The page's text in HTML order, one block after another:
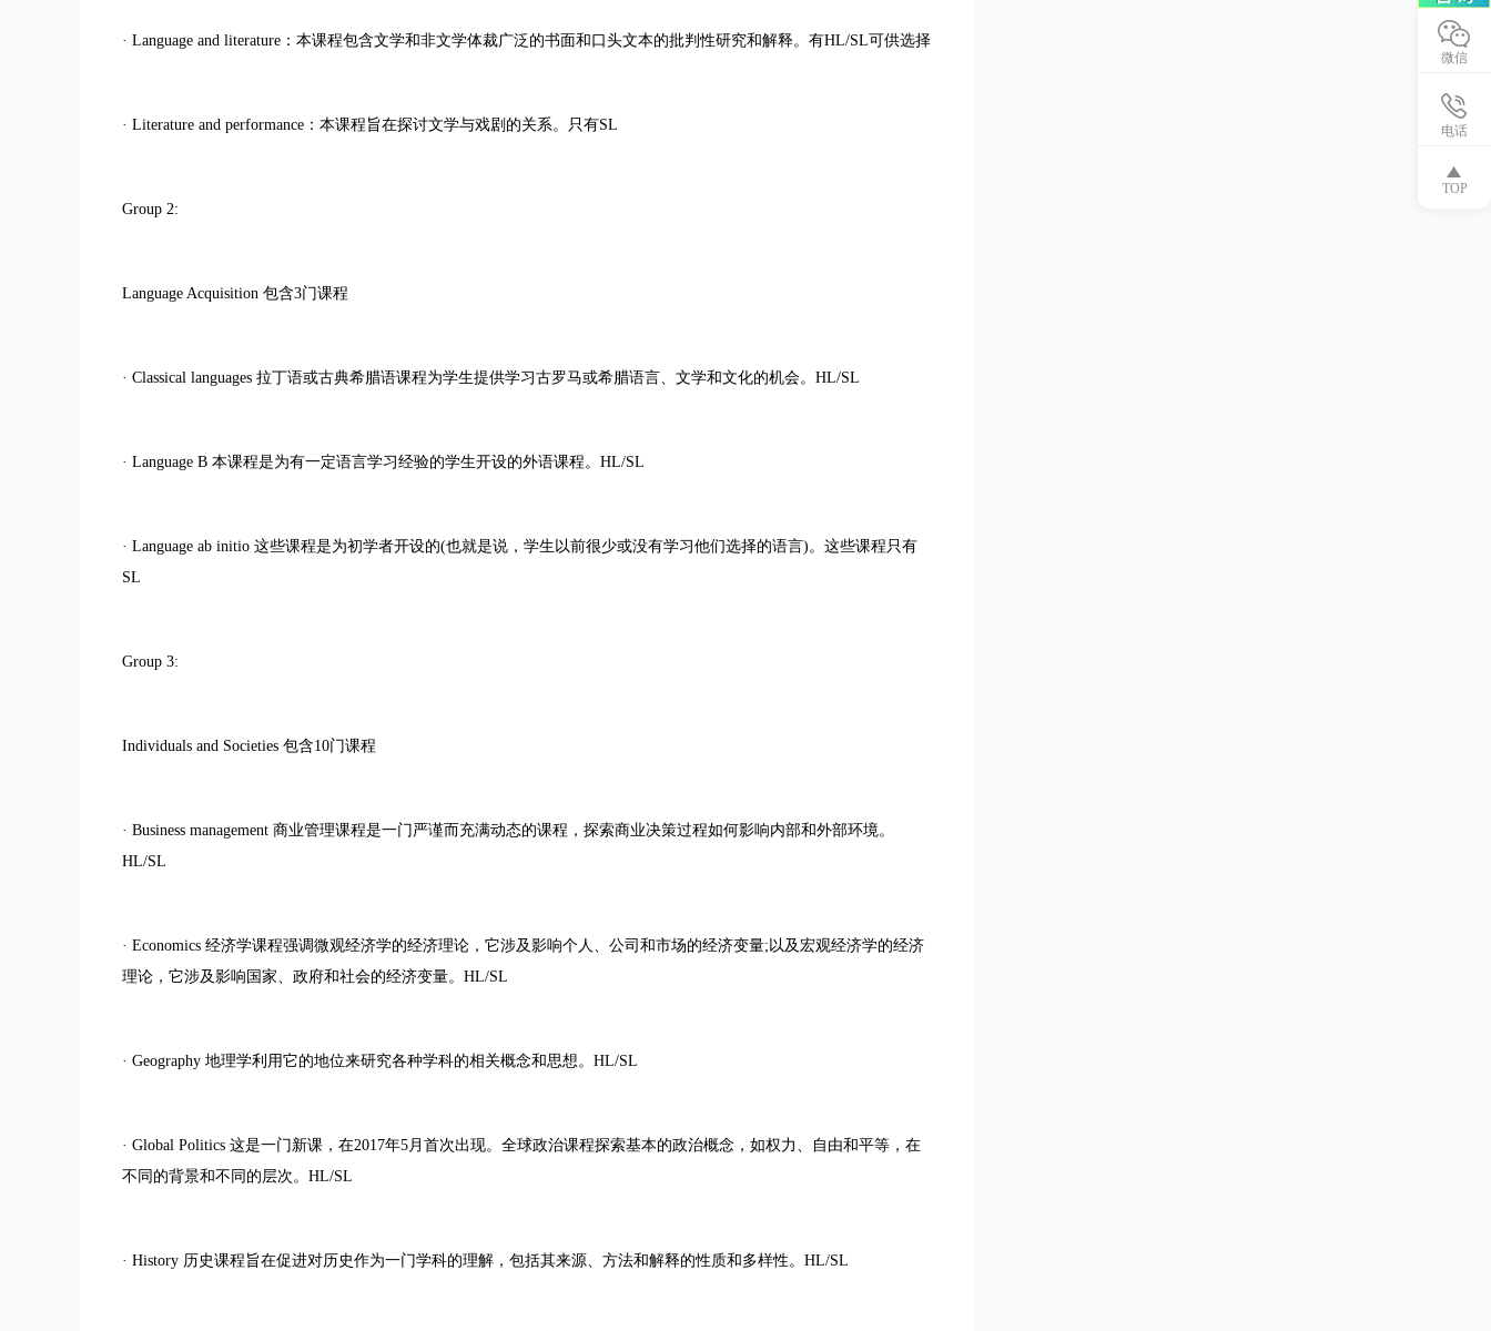
· Language and literature：本课程包含文学和非文学体裁广泛的书面和口头文本的批判性研究和解释。有HL/SL可供选择
· Literature and performance：本课程旨在探讨文学与戏剧的关系。只有SL
Group 2:
Language Acquisition 包含3门课程
· Classical languages 拉丁语或古典希腊语课程为学生提供学习古罗马或希腊语言、文学和文化的机会。HL/SL
· Language B 本课程是为有一定语言学习经验的学生开设的外语课程。HL/SL
· Language ab initio 这些课程是为初学者开设的(也就是说，学生以前很少或没有学习他们选择的语言)。这些课程只有
SL
Group 3:
Individuals and Societies 包含10门课程
· Business management 商业管理课程是一门严谨而充满动态的课程，探索商业决策过程如何影响内部和外部环境。
HL/SL
· Economics 经济学课程强调微观经济学的经济理论，它涉及影响个人、公司和市场的经济变量;以及宏观经济学的经济
理论，它涉及影响国家、政府和社会的经济变量。HL/SL
· Geography 地理学利用它的地位来研究各种学科的相关概念和思想。HL/SL
· Global Politics 这是一门新课，在2017年5月首次出现。全球政治课程探索基本的政治概念，如权力、自由和平等，在
不同的背景和不同的层次。HL/SL
· History 历史课程旨在促进对历史作为一门学科的理解，包括其来源、方法和解释的性质和多样性。HL/SL
微信
电话
TOP